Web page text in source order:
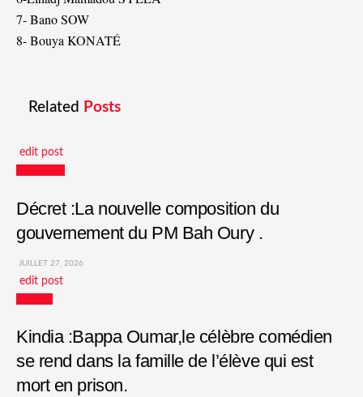
7- Bano SOW
8- Bouya KONATÉ
Related Posts
edit post
Décret :La nouvelle composition du
gouvernement du PM Bah Oury .
JUILLET 27, 2026
edit post
Kindia :Bappa Oumar,le célèbre comédien
se rend dans la famille de l’élève qui est
mort en prison.